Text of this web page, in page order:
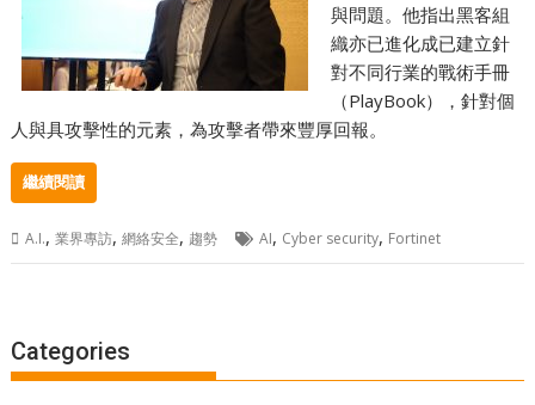
與問題。他指出黑客組
織亦已進化成已建立針
對不同行業的戰術手冊
（PlayBook），針對個
人與具攻擊性的元素，為攻擊者帶來豐厚回報。
繼續閱讀
A.I.,業界專訪,網絡安全, 趨勢 AI, Cyber security, Fortinet
Categories